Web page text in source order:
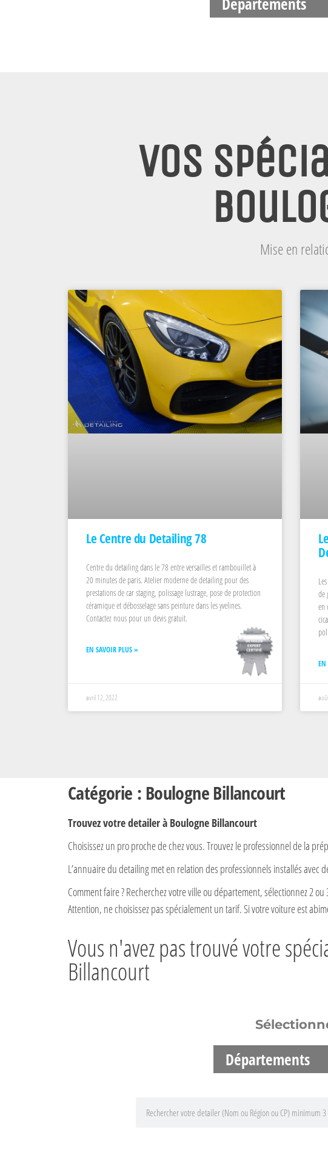
Vos
Mise en
Le Centre du Detailing 78
Centre du detailing dans le 78 entre versailles et rambouillet à
20 minutes de paris. Atelier moderne de detailing pour des
prestations de car staging, polissage lustrage, pose de protection
céramique et débosselage sans peinture dans les yvelines.
Contactez nous pour un devis gratuit.
EN SAVOIR PLUS »
avril 12, 2022
de
en
Catégorie : Boulogne Billancourt
Trouvez votre detailer à Boulogne Billancourt
Choisissez un pro proche de chez vous. Trouvez le professionnel de la
L’annuaire du detailing met en relation des professionnels installés
Comment faire ? Recherchez votre ville ou département, sélectionnez 2
Attention, ne choisissez pas spécialement un tarif. Si votre voiture est
Vous n'avez pas trouvé votre
Billancourt
Départements